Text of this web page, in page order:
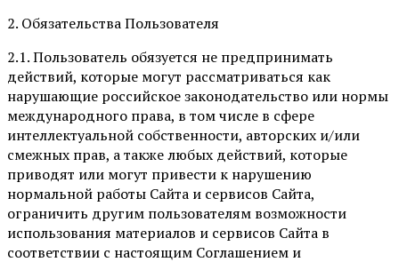
2. Обязательства Пользователя
2.1. Пользователь обязуется не предпринимать
действий, которые могут рассматриваться как
нарушающие российское законодательство или нормы
международного права, в том числе в сфере
интеллектуальной собственности, авторских и/или
смежных прав, а также любых действий, которые
приводят или могут привести к нарушению
нормальной работы Сайта и сервисов Сайта,
ограничить другим пользователям возможности
использования материалов и сервисов Сайта в
соответствии с настоящим Соглашением и